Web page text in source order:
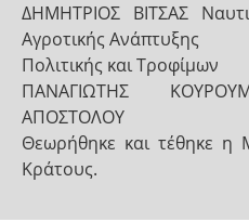
ΔΗΜΗΤΡΙΟΣ ΒΙΤΣΑΣ
Αγροτικής Ανάπτυξης
Πολιτικής και Τροφίμων
ΠΑΝΑΓΙΩΤΗΣ
ΑΠΟΣΤΟΛΟΥ
Θεωρήθηκε και τέθηκε η
Κράτους.